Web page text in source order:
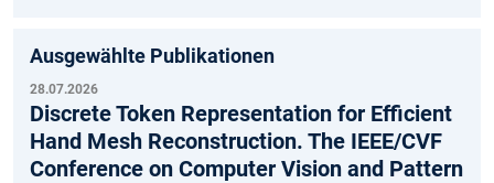
Ausgewählte Publikationen
28.07.2026
Discrete Token Representation for Efficient
Hand Mesh Reconstruction. The IEEE/CVF
Conference on Computer Vision and Pattern